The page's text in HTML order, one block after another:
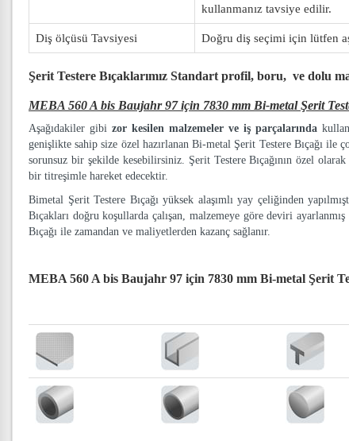
kullanmanız tavsiye edilir.
Diş ölçüsü Tavsiyesi Doğru diş seçimi için lütfen
Şerit Testere Bıçaklarımız Standart profil, boru, ve dolu
MEBA 560 A bis Baujahr 97 için 7830 mm Bi-metal Şerit
Aşağıdakiler gibi zor kesilen malzemeler ve iş parçalarında
genişlikte sahip size özel hazırlanan Bi-metal Şerit Testere Bıçağı
sorunsuz bir şekilde kesebilirsiniz. Şerit Testere Bıçağının özel
bir titreşimle hareket edecektir.
Bimetal Şerit Testere Bıçağı yüksek alaşımlı yay çeliğinden
Bıçakları doğru koşullarda çalışan, malzemeye göre deviri
Bıçağı ile zamandan ve maliyetlerden kazanç sağlanır.
MEBA 560 A bis Baujahr 97 için 7830 mm Bi-metal Şerit